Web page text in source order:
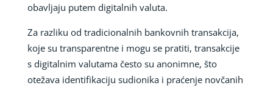
obavljaju putem digitalnih valuta.
Za razliku od tradicionalnih bankovnih transakcija,
koje su transparentne i mogu se pratiti, transakcije
s digitalnim valutama često su anonimne, što
otežava identifikaciju sudionika i praćenje novčanih